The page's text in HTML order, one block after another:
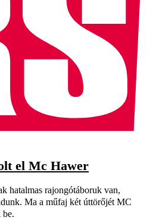
el Mc Hawer
hatalmas rajongótáboruk van,
Ma a műfaj két úttörőjét MC
be.